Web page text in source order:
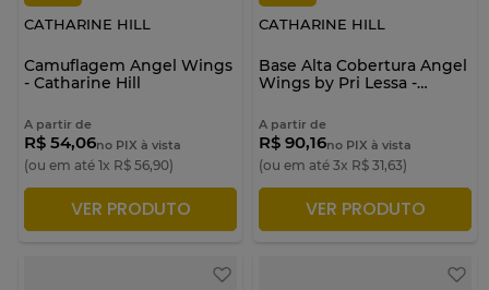
CATHARINE HILL
Camuflagem Angel Wings
- Catharine Hill
A partir de
R$ 54,06no PIX à vista
(ou em até 1x R$ 56,90)
ADICIONAR À SACOLA
VER PRODUTO
CATHARINE HILL
Base Alta Cobertura Angel
Wings by Pri Lessa -
A partir de
R$ 90,16no PIX à vista
(ou em até 3x R$ 31,63)
ADICIONAR À SACOLA
VER PRODUTO